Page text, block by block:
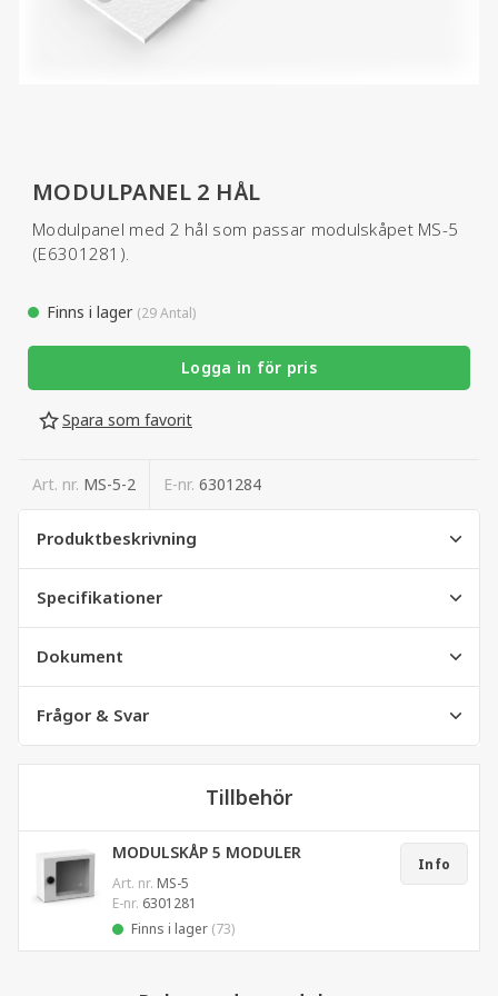
MODULPANEL 2 HÅL
Modulpanel med 2 hål som passar modulskåpet MS-5
(E6301281).
Finns i lager (29 Antal)
Logga in för pris
Spara som favorit
Art. nr. MS-5-2 E-nr. 6301284
Produktbeskrivning
Specifikationer
Dokument
Frågor & Svar
Tillbehör
MODULSKÅP 5 MODULER
Art. nr. MS-5
E-nr. 6301281
Finns i lager (73)
Info